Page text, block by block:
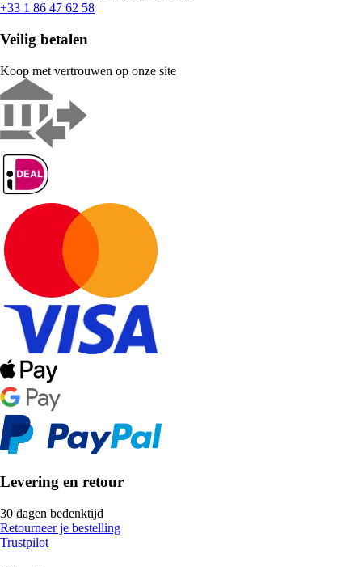
+33 1 86 47 62 58
Veilig betalen
Koop met vertrouwen op onze site
Levering en retour
30 dagen bedenktijd
Retourneer je bestelling
Trustpilot